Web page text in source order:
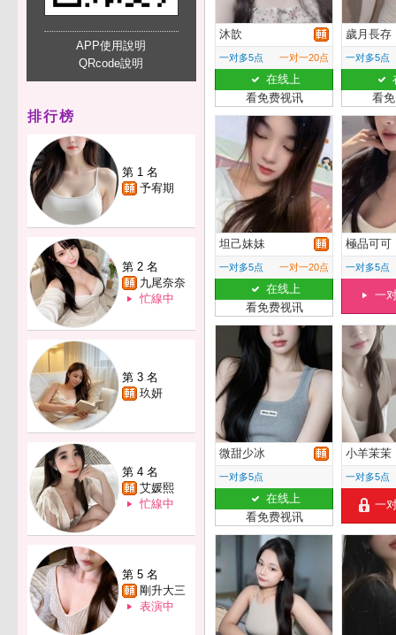
APP使用說明
QRcode說明
排行榜
第 1 名
予宥期
第 2 名
九尾奈奈
忙線中
第 3 名
玖妍
第 4 名
艾媛熙
忙線中
第 5 名
剛升大三
表演中
沐歆
一对多5点 一对一20点
在线上
看免费视讯
歲月長存
一对多5点
看
坦己妹妹
一对多5点 一对一20点
在线上
看免费视讯
極品可可
一对多5点
一
微甜少冰
一对多5点
在线上
看免费视讯
小羊茉茉
一对多5点
一